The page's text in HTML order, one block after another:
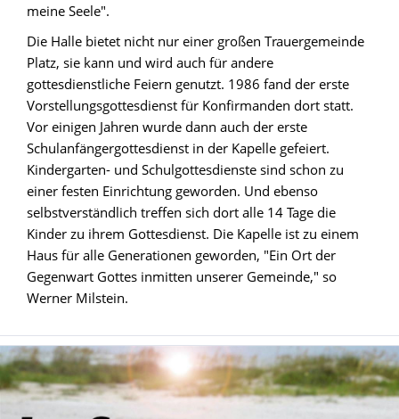
meine Seele".
Die Halle bietet nicht nur einer großen Trauergemeinde
Platz, sie kann und wird auch für andere
gottesdienstliche Feiern genutzt. 1986 fand der erste
Vorstellungsgottesdienst für Konfirmanden dort statt.
Vor einigen Jahren wurde dann auch der erste
Schulanfängergottesdienst in der Kapelle gefeiert.
Kindergarten- und Schulgottesdienste sind schon zu
einer festen Einrichtung geworden. Und ebenso
selbstverständlich treffen sich dort alle 14 Tage die
Kinder zu ihrem Gottesdienst. Die Kapelle ist zu einem
Haus für alle Generationen geworden, "Ein Ort der
Gegenwart Gottes inmitten unserer Gemeinde," so
Werner Milstein.